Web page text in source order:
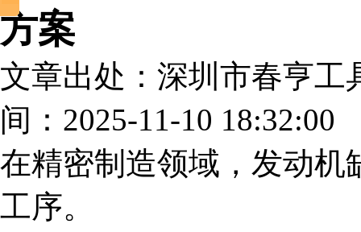
方案
文章出处：深圳市春亨工
间：2025-11-10 18:32:00
在精密制造领域，发动机
工序。